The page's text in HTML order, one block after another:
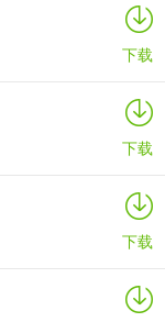
下载
下载
下载